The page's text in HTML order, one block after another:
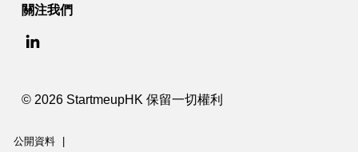
關注我們
© 2026 StartmeupHK 保留一切權利
公開資料